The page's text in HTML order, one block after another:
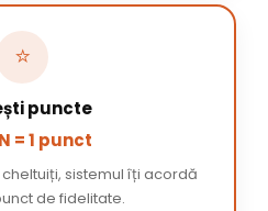
⭐
puncte
= 1 punct
cheltuiți, sistemul îți acordă
de fidelitate.